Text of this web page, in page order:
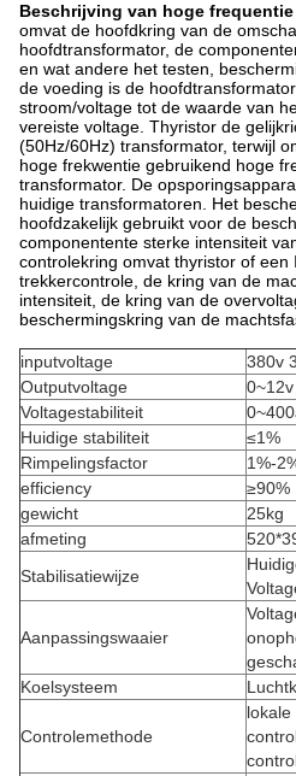
Beschrijving van hoge
omvat de hoofdkring van de
hoofdtransformator, de
en wat andere het testen,
de voeding is de
stroom/voltage tot de waarde van
vereiste voltage. Thyristor de
(50Hz/60Hz) transformator, terwijl
hoge frekwentie gebruikend hoge
transformator. De
huidige transformatoren. Het
hoofdzakelijk gebruikt voor de
componentente sterke intensiteit
controlekring omvat thyristor of een
trekkercontrole, de kring van de
intensiteit, de kring van de
beschermingskring van de
inputvoltage
380v
Outputvoltage
Voltagestabiliteit
Huidige stabiliteit
≤1%
Rimpelingsfactor
1%-
efficiency
≥90%
gewicht
25kg
afmeting
Stabilisatiewijze
Aanpassingswaaier
Koelsysteem
Controlemethode
lokale